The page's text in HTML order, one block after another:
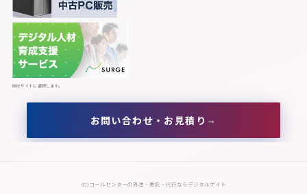
※他社サイトに遷移します。
(C)コールセンターの外注・委託・代行ならデジタルゲイト